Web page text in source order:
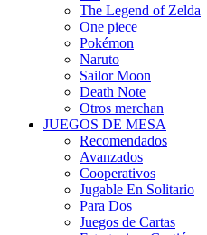
The Legend of Zelda
One piece
Pokémon
Naruto
Sailor Moon
Death Note
Otros merchan
JUEGOS DE MESA
Recomendados
Avanzados
Cooperativos
Jugable En Solitario
Para Dos
Juegos de Cartas